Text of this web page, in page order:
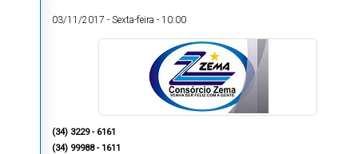
03/11/2017 - Sexta-feira - 10:00
(34) 3229 - 6161
(34) 99988 - 1611